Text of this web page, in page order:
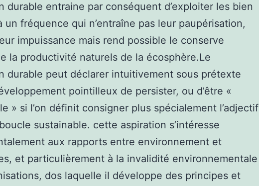
durable entraine par conséquent d’exploiter les bien
un fréquence qui n’entraîne pas leur paupérisation,
impuissance mais rend possible le conserve
la productivité naturels de la écosphère.Le
durable peut déclarer intuitivement sous prétexte
pointilleux de persister, ou d’être «
» si l’on définit consigner plus spécialement l’adjectif
sustainable. cette aspiration s’intéresse
aux rapports entre environnement et
et particulièrement à la invalidité environnementale
dos laquelle il développe des principes et